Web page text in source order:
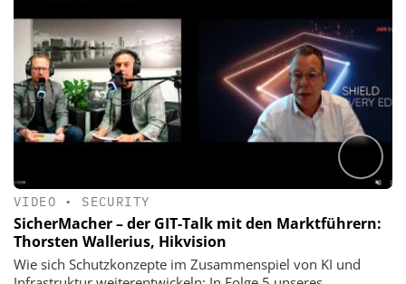
VIDEO • SECURITY
SicherMacher – der GIT-Talk mit den Marktführern:
Thorsten Wallerius, Hikvision
Wie sich Schutzkonzepte im Zusammenspiel von KI und